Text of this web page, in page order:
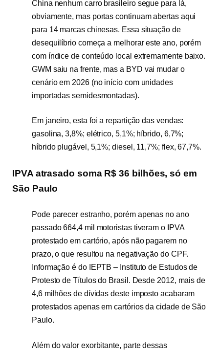
China nenhum carro brasileiro segue para lá,
obviamente, mas portas continuam abertas aqui
para 14 marcas chinesas. Essa situação de
desequilíbrio começa a melhorar este ano, porém
com índice de conteúdo local extremamente baixo.
GWM saiu na frente, mas a BYD vai mudar o
cenário em 2026 (no início com unidades
importadas semidesmontadas).
Em janeiro, esta foi a repartição das vendas:
gasolina, 3,8%; elétrico, 5,1%; híbrido, 6,7%;
híbrido plugável, 5,1%; diesel, 11,7%; flex, 67,7%.
IPVA atrasado soma R$ 36 bilhões, só em
São Paulo
Pode parecer estranho, porém apenas no ano
passado 664,4 mil motoristas tiveram o IPVA
protestado em cartório, após não pagarem no
prazo, o que resultou na negativação do CPF.
Informação é do IEPTB – Instituto de Estudos de
Protesto de Títulos do Brasil. Desde 2012, mais de
4,6 milhões de dívidas deste imposto acabaram
protestados apenas em cartórios da cidade de São
Paulo.
Além do valor exorbitante, parte dessas